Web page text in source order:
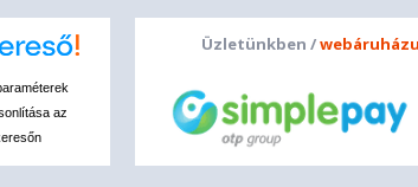
az
Üzletünkben /